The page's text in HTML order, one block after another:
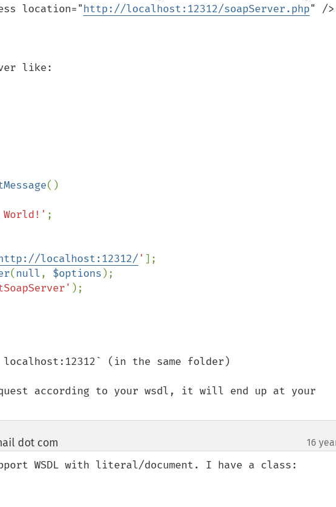
location="
http://localhost:12312/soapServer.php" />
like:
()
;
localhost:12312/ '
(null, $options
(in the same folder)
according to your wsdl, it will end up at your
dot com 16
WSDL with literal/document. I have a class: